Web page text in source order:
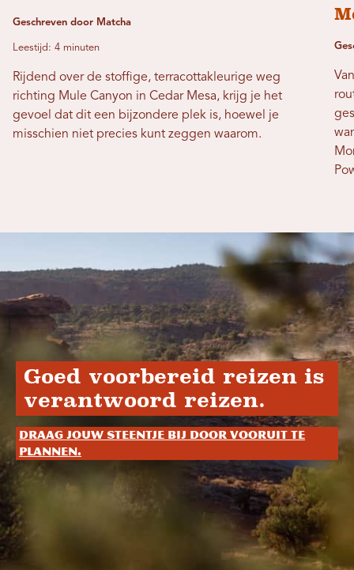
Geschreven door Matcha
Leestijd: 4 minuten
Rijdend over de stoffige, terracottakleurige weg
richting Mule Canyon in Cedar Mesa, krijg je het
gevoel dat dit een bijzondere plek is, hoewel je
misschien niet precies kunt zeggen waarom.
Goed voorbereid reizen is
verantwoord reizen.
Draag jouw steentje bij door vooruit te
plannen.